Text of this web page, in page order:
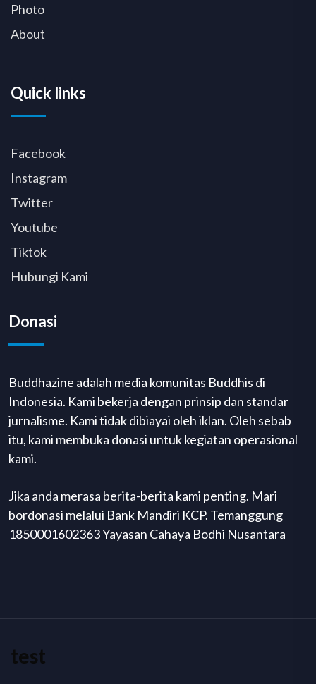
Photo
About
Quick links
Facebook
Instagram
Twitter
Youtube
Tiktok
Hubungi Kami
Donasi
Buddhazine adalah media komunitas Buddhis di
Indonesia. Kami bekerja dengan prinsip dan standar
jurnalisme. Kami tidak dibiayai oleh iklan. Oleh sebab
itu, kami membuka donasi untuk kegiatan operasional
kami.
Jika anda merasa berita-berita kami penting. Mari
bordonasi melalui Bank Mandiri KCP. Temanggung
1850001602363 Yayasan Cahaya Bodhi Nusantara
test